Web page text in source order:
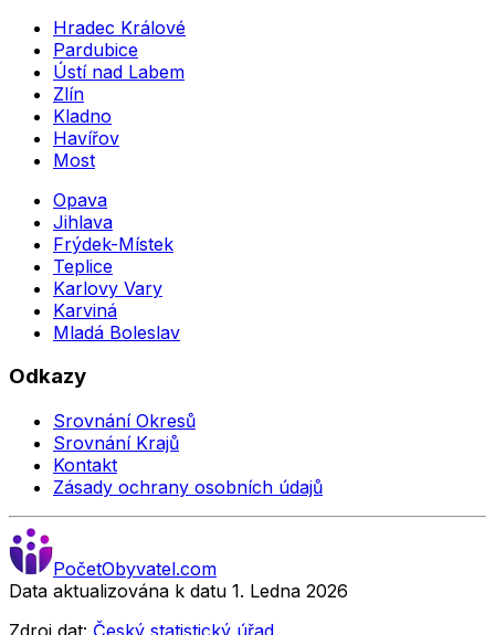
Hradec Králové
Pardubice
Ústí nad Labem
Zlín
Kladno
Havířov
Most
Opava
Jihlava
Frýdek-Místek
Teplice
Karlovy Vary
Karviná
Mladá Boleslav
Odkazy
Srovnání Okresů
Srovnání Krajů
Kontakt
Zásady ochrany osobních údajů
PočetObyvatel.com
Data aktualizována k datu 1. Ledna 2026